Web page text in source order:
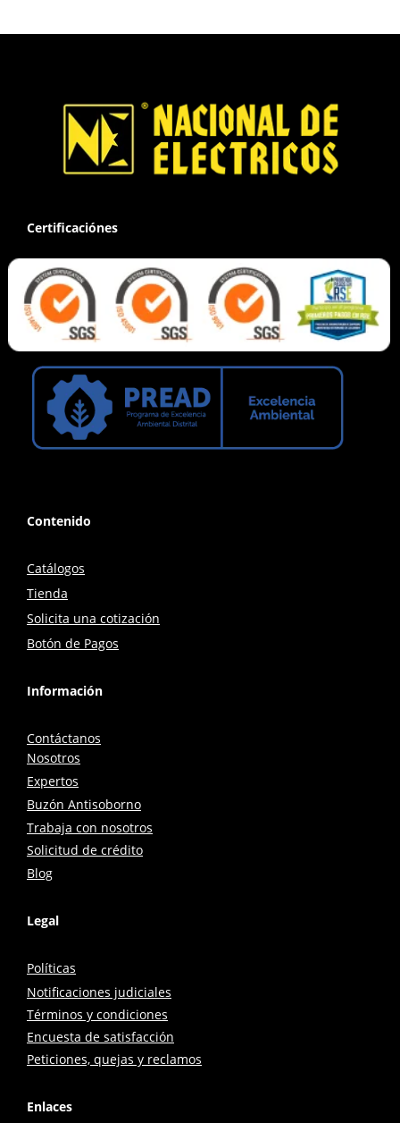
Certificaciónes
Contenido
Catálogos
Tienda
Solicita una cotización
Botón de Pagos
Información
Contáctanos
Nosotros
Expertos
Buzón Antisoborno
Trabaja con nosotros
Solicitud de crédito
Blog
Legal
Políticas
Notificaciones judiciales
Términos y condiciones
Encuesta de satisfacción
Peticiones, quejas y reclamos
Enlaces